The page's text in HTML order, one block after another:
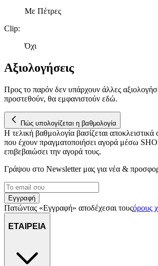
Με Πέτρες
Clip:
Όχι
Αξιολογήσεις
Προς το παρόν δεν υπάρχουν άλλες
προστεθούν, θα εμφανιστούν εδώ.
Πώς υπολογίζεται η βαθμολογία
Η τελική βαθμολογία βασίζεται αποκλειστικά
που έχουν πραγματοποιήσει αγορά μέσω
επιβεβαιώσει την αγορά τους.
Γράψου στο Νewsletter μας για νέα &
Εγγραφή
Πατώντας «Εγγραφή» αποδέχεσαι τουςόρους
ΕΤΑΙΡΕΙΑ